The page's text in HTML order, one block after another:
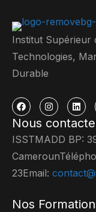
Institut Supérieur
Technologies,
Durable
Nous
ISSTMADD BP:
23Email:
Nos